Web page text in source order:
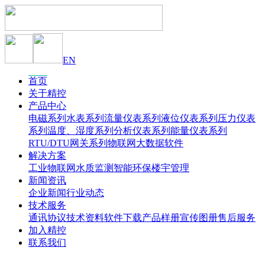
EN
首页
关于精控
产品中心
电磁系列 水表系列 流量仪表系列 液位仪表系列 压力仪表
系列 温度、湿度系列 分析仪表系列 能量仪表系列
RTU/DTU网关系列 物联网大数据软件
解决方案
工业物联网 水质监测 智能环保楼宇管理
新闻资讯
企业新闻行业动态
技术服务
通讯协议技术资料软件下载产品样册宣传图册售后服务
加入精控
联系我们